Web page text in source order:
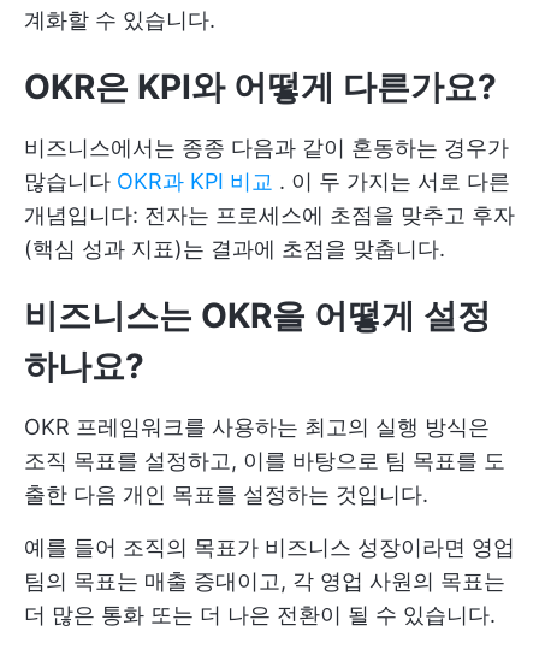
계화할 수 있습니다.
OKR은 KPI와 어떻게 다른가요?
비즈니스에서는 종종 다음과 같이 혼동하는 경우가
많습니다 OKR과 KPI 비교 . 이 두 가지는 서로 다른
개념입니다: 전자는 프로세스에 초점을 맞추고 후자
(핵심 성과 지표)는 결과에 초점을 맞춥니다.
비즈니스는 OKR을 어떻게 설정
하나요?
OKR 프레임워크를 사용하는 최고의 실행 방식은
조직 목표를 설정하고, 이를 바탕으로 팀 목표를 도
출한 다음 개인 목표를 설정하는 것입니다.
예를 들어 조직의 목표가 비즈니스 성장이라면 영업
팀의 목표는 매출 증대이고, 각 영업 사원의 목표는
더 많은 통화 또는 더 나은 전환이 될 수 있습니다.